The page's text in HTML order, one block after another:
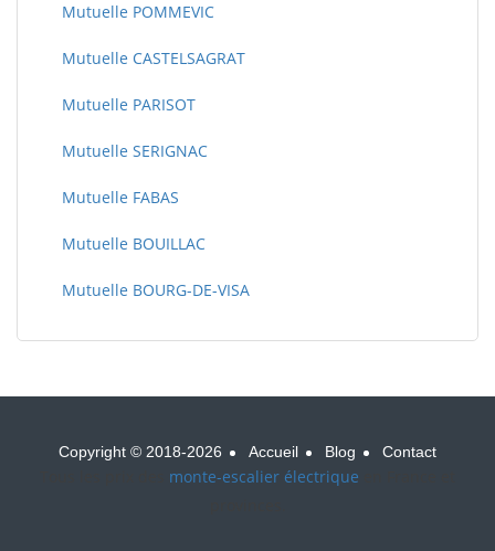
Mutuelle POMMEVIC
Mutuelle CASTELSAGRAT
Mutuelle PARISOT
Mutuelle SERIGNAC
Mutuelle FABAS
Mutuelle BOUILLAC
Mutuelle BOURG-DE-VISA
Copyright © 2018-2026 Accueil Blog Contact
monte-escalier électrique